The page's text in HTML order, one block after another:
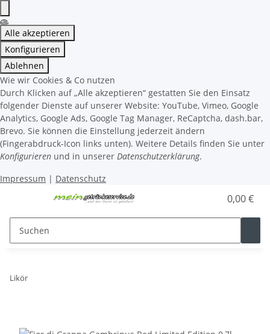
Alle akzeptieren
Konfigurieren
Ablehnen
Wie wir Cookies & Co nutzen
Durch Klicken auf „Alle akzeptieren“ gestatten Sie den Einsatz
folgender Dienste auf unserer Website: YouTube, Vimeo, Google
Analytics, Google Ads, Google Tag Manager, ReCaptcha, dash.bar,
Brevo. Sie können die Einstellung jederzeit ändern
(Fingerabdruck-Icon links unten). Weitere Details finden Sie unter
Konfigurieren und in unserer Datenschutzerklärung.
Impressum | Datenschutz
0,00 €
Likör